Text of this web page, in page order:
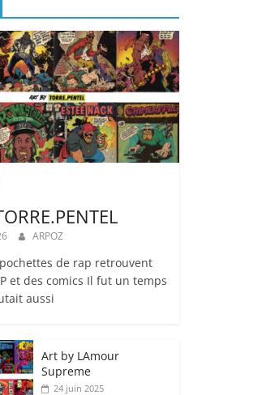
ARPOZ
de rap retrouvent
et des comics Il fut un temps
aussi
Art by LAmour
Supreme
24 juin 2025